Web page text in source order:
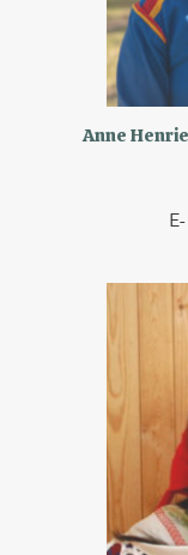
Anne